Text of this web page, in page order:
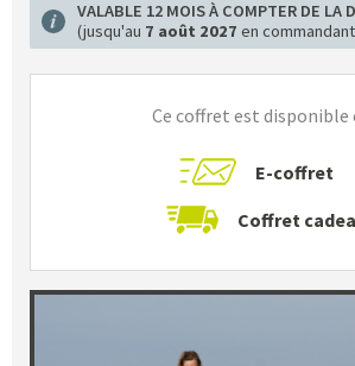
VALABLE 12 MOIS À COMPTER DE LA
(jusqu'au 7 août 2027 en
Ce coffret est disponible
E-coffret
Coffret